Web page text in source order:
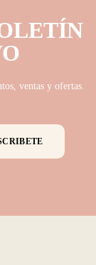
ventas y ofertas.